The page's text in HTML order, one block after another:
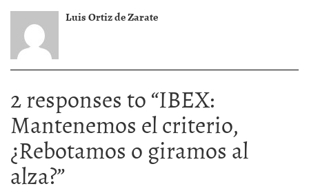
Luis Ortiz de Zarate
2 responses to “IBEX:
Mantenemos el criterio,
¿Rebotamos o giramos al
alza?”